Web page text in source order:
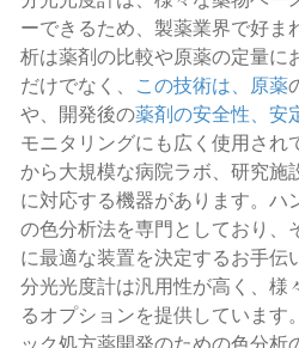
ーできるため、製薬業界で好ま
析は薬剤の比較や原薬の定量に
だけでなく、 この技術は、原薬
や、開発後の薬剤の安全性、安
モニタリングにも広く使用され
から大規模な病院ラボ、研究施
に対応する機器があります。ハ
の色分析法を専門としており、
に最適な装置を決定するお手伝
分光光度計は汎用性が高く、様
るオプションを提供しています